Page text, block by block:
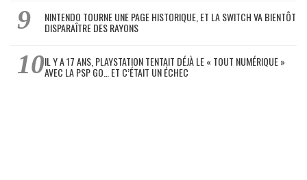
NINTENDO TOURNE UNE PAGE HISTORIQUE, ET LA SWITCH VA BIENTÔT
DISPARAÎTRE DES RAYONS
IL Y A 17 ANS, PLAYSTATION TENTAIT DÉJÀ LE « TOUT NUMÉRIQUE »
AVEC LA PSP GO… ET C’ÉTAIT UN ÉCHEC